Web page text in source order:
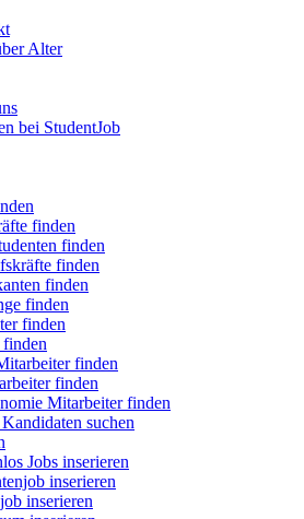
Alter
bei StudentJob
finden
finden
finden
finden
finden
finden
finden
finden
finden
Mitarbeiter finden
suchen
Jobs inserieren
inserieren
inserieren